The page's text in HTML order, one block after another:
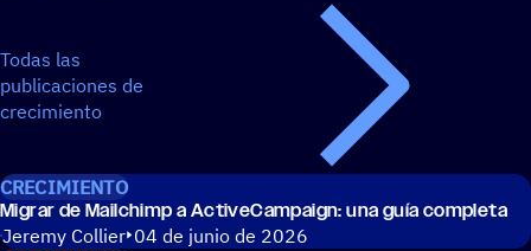
Todas las
publicaciones de
crecimiento
CRECIMIENTO
Migrar de Mail­chimp a ActiveCampaign: una guía completa
Jeremy Collier 04 de junio de 2026